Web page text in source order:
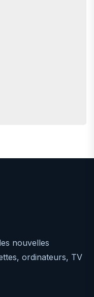
nouvelles
ordinateurs, TV